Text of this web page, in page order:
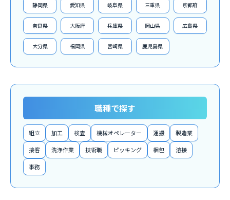
静岡県 愛知県 岐阜県 三重県 京都府
奈良県 大阪府 兵庫県 岡山県 広島県
大分県 福岡県 宮崎県 鹿児島県
職種で探す
組立 加工 検査 機械オペレーター 運搬 製造業
接客 洗浄作業 技術職 ピッキング 梱包 溶接
事務